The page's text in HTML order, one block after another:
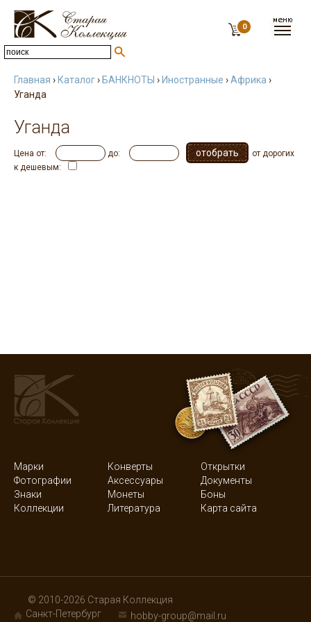
0
Главная › Каталог› БАНКНОТЫ › Иностранные ›Африка ›
Уганда
Уганда
Цена от: до:
от дорогих
к дешевым:
Марки Конверты
Открытки
Фотографии
Аксессуары
Документы
Знаки
Монеты
Боны
Коллекции
Литература Карта сайта
© 2010-2026 Старая Коллекция
Санкт-Петербург
hobby-group@mail.ru